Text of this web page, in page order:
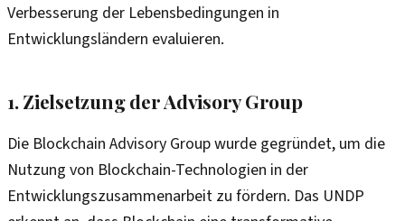
Verbesserung der Lebensbedingungen in
Entwicklungsländern evaluieren.
1. Zielsetzung der Advisory Group
Die Blockchain Advisory Group wurde gegründet, um die
Nutzung von Blockchain-Technologien in der
Entwicklungszusammenarbeit zu fördern. Das UNDP